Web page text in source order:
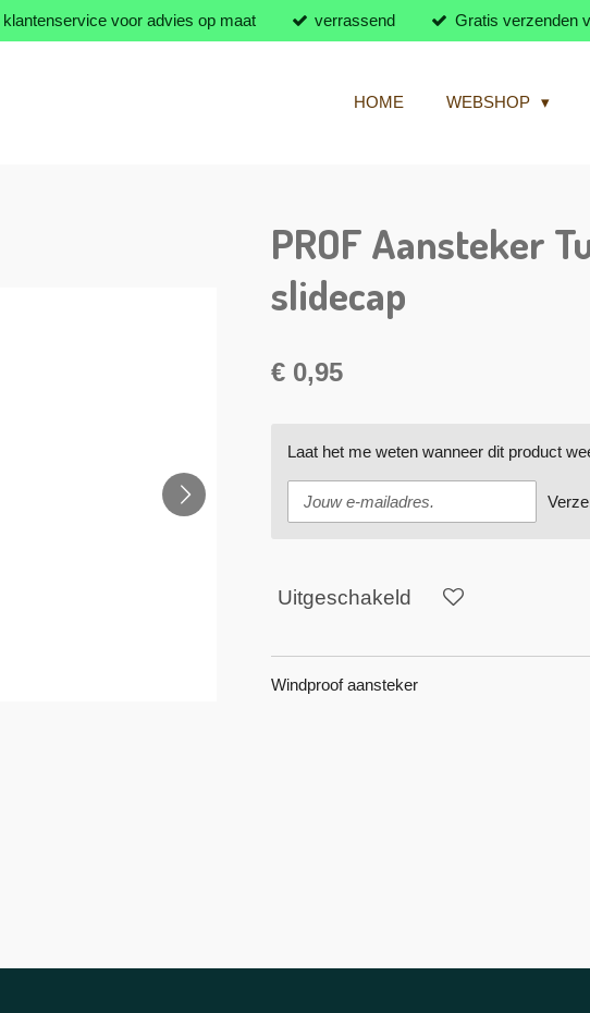
klantenservice voor advies op maat verrassend Gratis verzenden
HOME WEBSHOP
PROF Aansteker
slidecap
€ 0,95
Laat het me weten wanneer dit product
Uitgeschakeld
Windproof aansteker